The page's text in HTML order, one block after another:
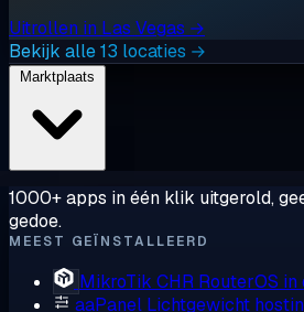
Uitrollen in Las Vegas →
Bekijk alle 13 locaties →
1000+ apps in één klik uitgerold,
gedoe.
MEEST GEÏNSTALLEERD
MikroTik CHR RouterOS in
aaPanel Lichtgewicht